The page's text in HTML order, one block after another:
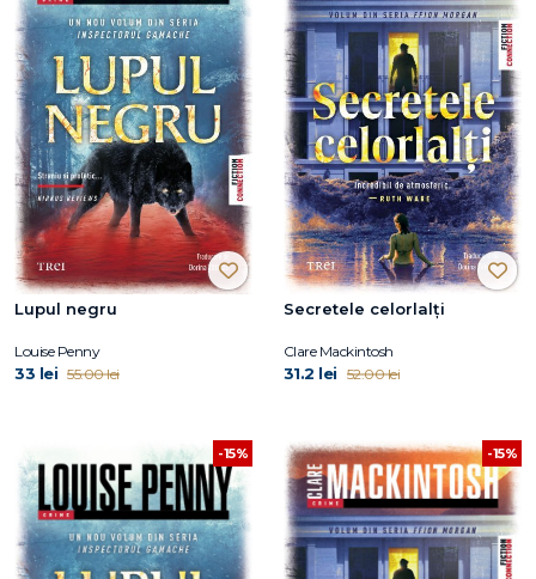
Lupul negru
Louise Penny
33 lei 55.00 lei
Secretele celorlalți
Clare Mackintosh
31.2 lei 52.00 lei
-15% -15%